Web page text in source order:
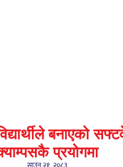
बनाएको
प्रयोगमा
साउन २१, २०८३